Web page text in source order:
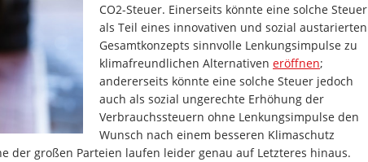
CO2-Steuer. Einerseits könnte eine solche Steuer
als Teil eines innovativen und sozial austarierten
Gesamtkonzepts sinnvolle Lenkungsimpulse zu
klimafreundlichen Alternativen eröffnen;
andererseits könnte eine solche Steuer jedoch
auch als sozial ungerechte Erhöhung der
Verbrauchssteuern ohne Lenkungsimpulse den
Wunsch nach einem besseren Klimaschutz
der großen Parteien laufen leider genau auf Letzteres hinaus.